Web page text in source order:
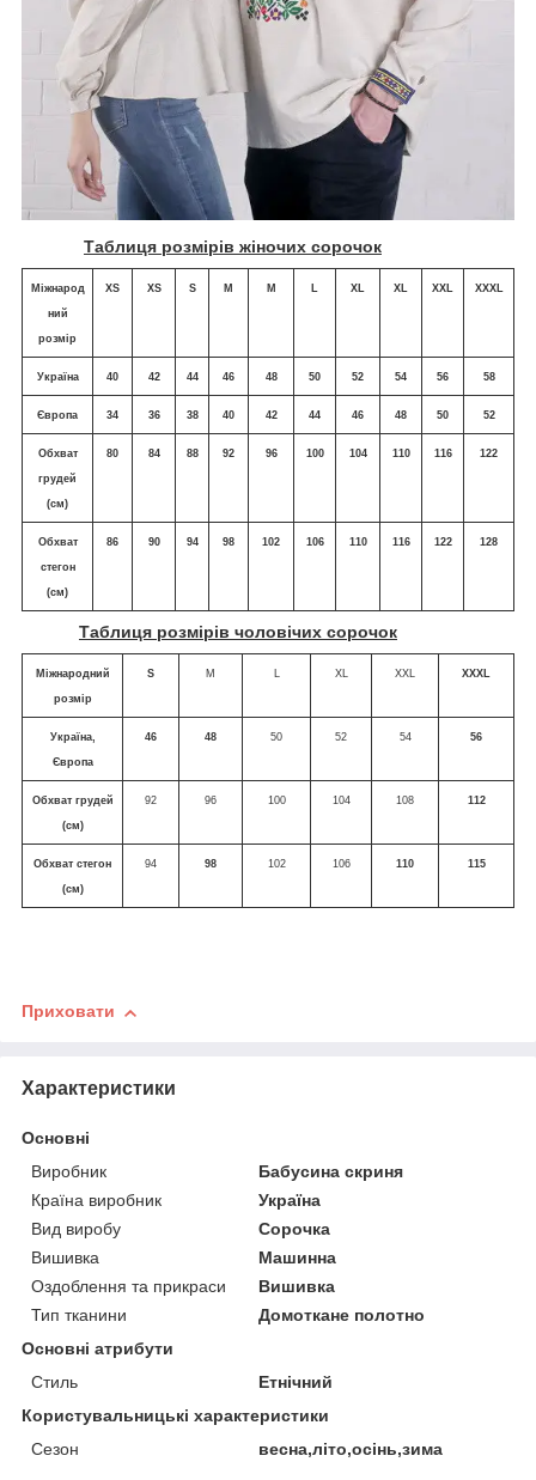
Таблиця розмірів жіночих сорочок
Міжнарод
ний
розмір
XS XS S M M L XL XL XXL XXXL
Україна 40 42 44 46 48 50 52 54 56 58
Європа 34 36 38 40 42 44 46 48 50 52
Обхват
грудей
(см)
80 84 88 92 96 100 104 110 116 122
Обхват
стегон
(см)
86 90 94 98 102 106 110 116 122 128
Таблиця розмірів чоловічих сорочок
Міжнародний
розмір
S M L XL XXL XXXL
Україна,
Європа
46 48 50 52 54 56
Обхват грудей
(см)
92 96 100 104 108 112
Обхват стегон
(см)
94 98 102 106 110 115
Приховати
Характеристики
Основні
Виробник
Бабусина скриня
Країна виробник
Україна
Вид виробу
Сорочка
Вишивка
Машинна
Оздоблення та прикраси
Вишивка
Тип тканини
Домоткане полотно
Основні атрибути
Стиль
Етнічний
Користувальницькі характеристики
Сезон
весна,літо,осінь,зима